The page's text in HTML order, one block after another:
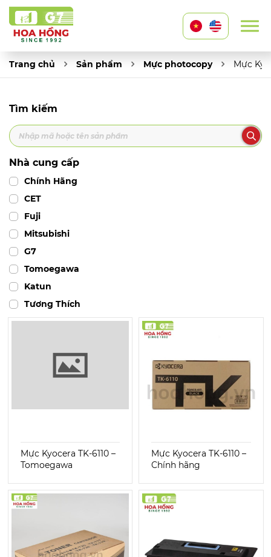
Trang chủ Sản phẩm Mực photocopy Mực
Tìm kiếm
Nhà cung cấp
Chính Hãng
CET
Fuji
Mitsubishi
G7
Tomoegawa
Katun
Tương Thích
Mực Kyocera TK-6110 –
Tomoegawa
Mực Kyocera TK-6110 –
Chính hãng